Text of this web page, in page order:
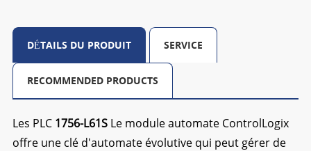
DÉTAILS DU PRODUIT SERVICE
RECOMMENDED PRODUCTS
Les PLC 1756-L61SLe module automate ControlLogix
offre une clé d'automate évolutive qui peut gérer de